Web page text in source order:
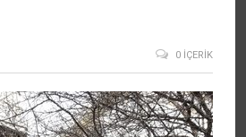
0 İÇERIK